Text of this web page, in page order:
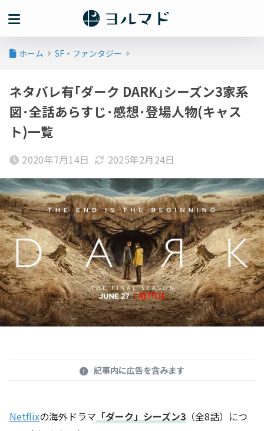
ホーム SF・ファンタジー
ネタバレ有｢ダーク DARK｣シーズン3家系
図･全話あらすじ･感想･登場人物(キャス
ト)一覧
2020年7月14日 2025年2月24日
記事内に広告を含みます
Netflixの海外ドラマ 「ダーク」シーズン3 （全8話）につ